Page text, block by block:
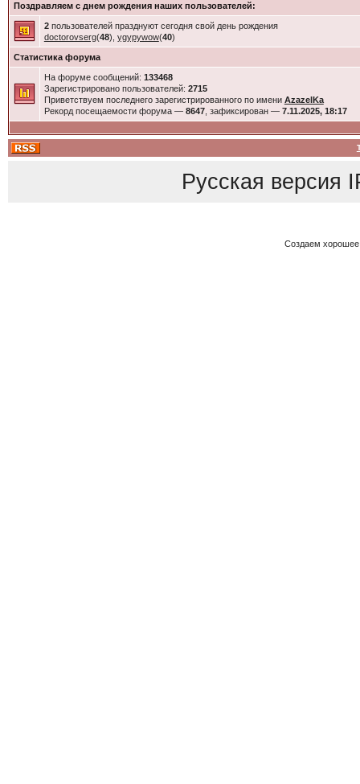
Поздравляем с днем рождения наших пользователей:
2пользователей празднуют сегодня свой день рождения
doctorovserg(48), ygypywow(40)
Статистика форума
На форуме сообщений: 133468
Зарегистрировано пользователей: 2715
Приветствуем последнего зарегистрированного по имени AzazelKa
Рекорд посещаемости форума — 8647, зафиксирован — 7.11.2025, 18:17
Русская версия
Создаем